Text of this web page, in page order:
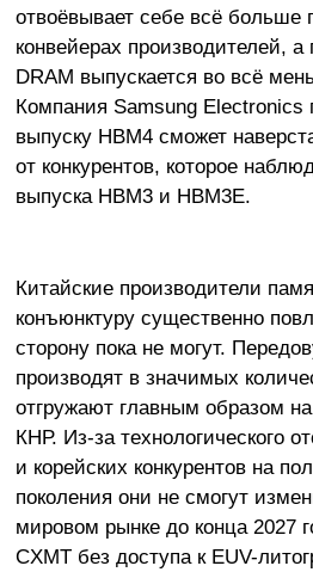
отвоёвывает себе всё больше
конвейерах производителей, а
DRAM выпускается во всё
Компания Samsung Electronics
выпуску HBM4 сможет
от конкурентов, которое
выпуска HBM3 и HBM3E.
Китайские производители
конъюнктуру существенно
сторону пока не могут.
производят в значимых
отгружают главным образом
КНР. Из-за технологического
и корейских конкурентов на
поколения они не смогут
мировом рынке до конца 2027
CXMT без доступа к EUV-